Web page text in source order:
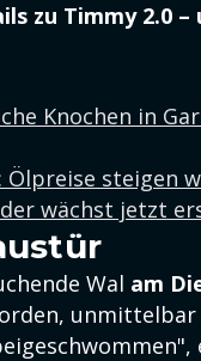
zu Timmy 2.0
Knochen in
Ölpreise steigen
wächst jetzt
Wal am